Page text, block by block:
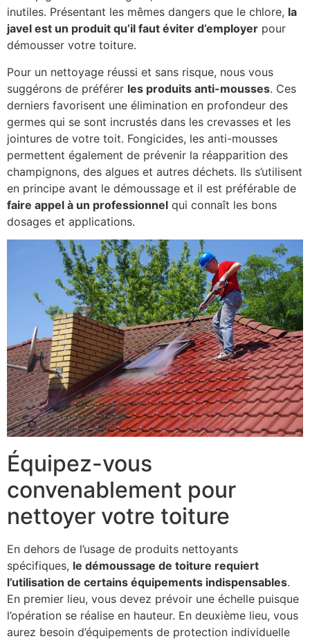
inutiles. Présentant les mêmes dangers que le chlore, la
javel est un produit qu’il faut éviter d’employer pour
démousser votre toiture.
Pour un nettoyage réussi et sans risque, nous vous
suggérons de préférer les produits anti-mousses. Ces
derniers favorisent une élimination en profondeur des
germes qui se sont incrustés dans les crevasses et les
jointures de votre toit. Fongicides, les anti-mousses
permettent également de prévenir la réapparition des
champignons, des algues et autres déchets. Ils s’utilisent
en principe avant le démoussage et il est préférable de
faire appel à un professionnel qui connaît les bons
dosages et applications.
Équipez-vous
convenablement pour
nettoyer votre toiture
En dehors de l’usage de produits nettoyants
spécifiques, le démoussage de toiture requiert
l’utilisation de certains équipements indispensables.
En premier lieu, vous devez prévoir une échelle puisque
l’opération se réalise en hauteur. En deuxième lieu, vous
aurez besoin d’équipements de protection individuelle